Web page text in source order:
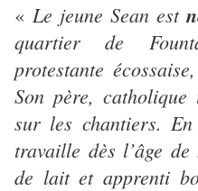
« Le jeune Sean est
quartier de
protestante
Son père,
sur les chantiers.
travaille dès l’âge
de lait et apprenti